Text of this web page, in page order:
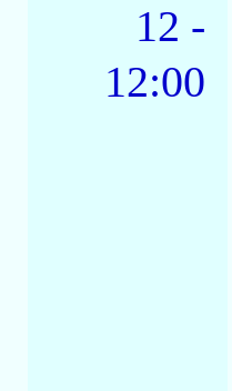
12 -
12:00